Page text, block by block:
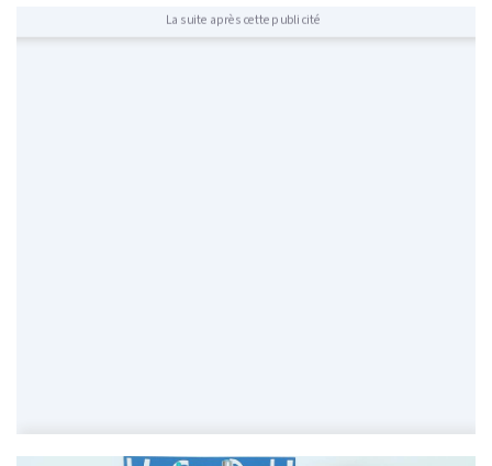
La suite après cette publicité